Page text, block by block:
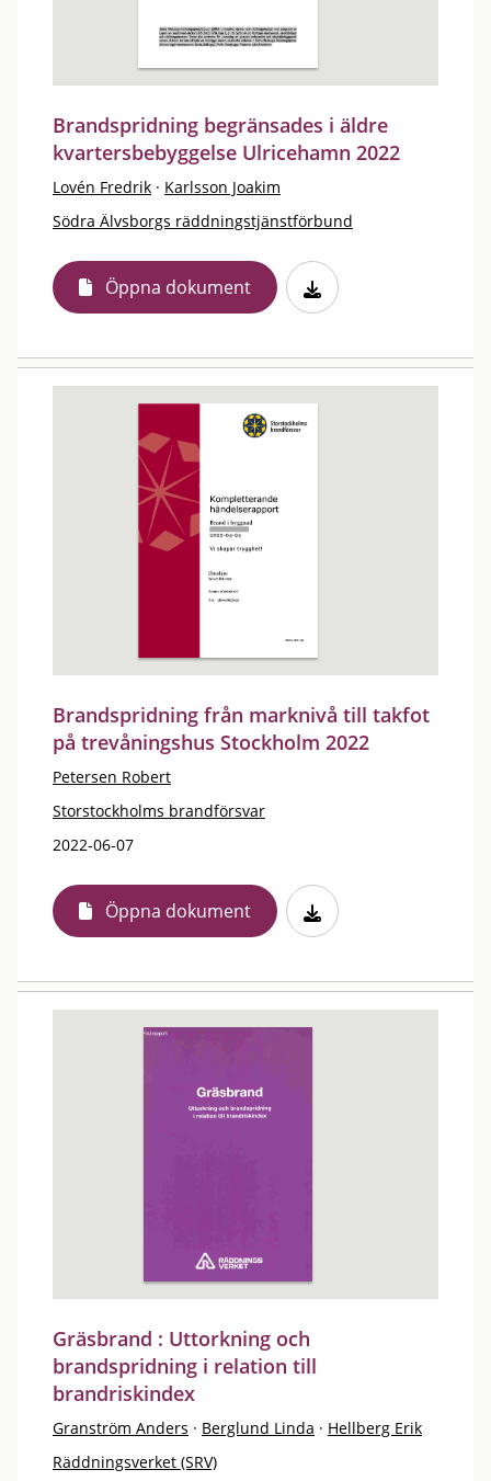
Brandspridning begränsades i äldre
kvartersbebyggelse Ulricehamn 2022
Lovén Fredrik · Karlsson Joakim
Södra Älvsborgs räddningstjänstförbund
Öppna dokument
Brandspridning från marknivå till takfot
på trevåningshus Stockholm 2022
Petersen Robert
Storstockholms brandförsvar
2022-06-07
Öppna dokument
Gräsbrand : Uttorkning och
brandspridning i relation till
brandriskindex
Granström Anders · Berglund Linda · Hellberg Erik
Räddningsverket (SRV)